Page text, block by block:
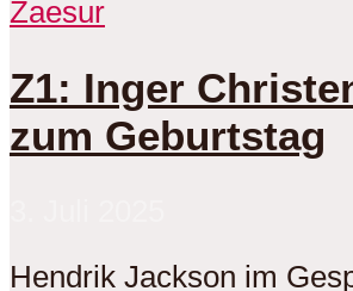
Zaesur
Z1: Inger
zum Geburtstag
Hendrik Jackson im